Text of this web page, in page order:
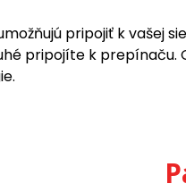
pripojiť k vašej
pripojíte k